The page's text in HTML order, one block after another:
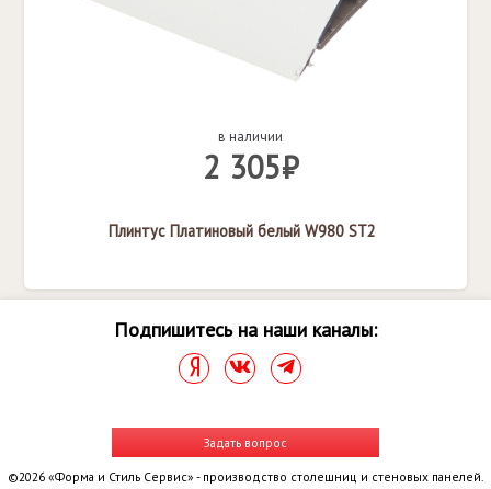
в наличии
2 305₽
Плинтус Платиновый белый W980 ST2
Подпишитесь на наши каналы:
Задать вопрос
©2026 «Форма и Стиль Сервис» - производство столешниц и стеновых панелей.